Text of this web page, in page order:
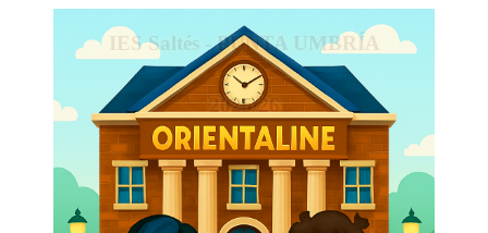
IES Saltés - PUNTA UMBRÍA
2025/26